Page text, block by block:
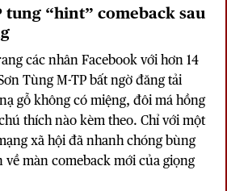
tung “hint” comeback sau
các nhân Facebook với hơn 14
Tùng M-TPbất ngờ đăng tải
gỗ không có miệng, đôi má hồng
thích nào kèm theo. Chỉ với một
xã hội đã nhanh chóng bùng
màn comeback mới của giọng